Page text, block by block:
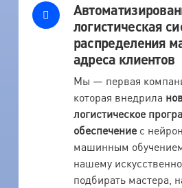
логистическая
распределения
адреса клиентов
Мы — первая
которая внедрила
логистическое
обеспечениес
машинным
нашему
подбирать мастера,